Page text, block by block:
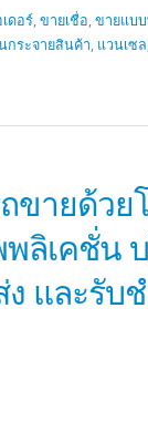
ดอร์,ขายเชื่อ,ขายแบ
กระจายสินค้า, แวนเซล
ขายด้ว
พลิเคชั่น
และรับช